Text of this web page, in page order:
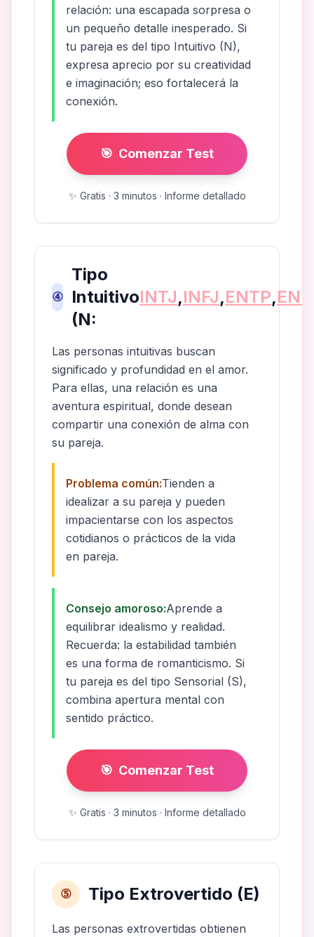
relación: una escapada sorpresa o
un pequeño detalle inesperado. Si
tu pareja es del tipo Intuitivo (N),
expresa aprecio por su creatividad
e imaginación; eso fortalecerá la
conexión.
🎯 Comenzar Test
✨ Gratis · 3 minutos · Informe detallado
④
Tipo
Intuitivo
(N:
INTJ,INFJ,ENTP,
Las personas intuitivas buscan
significado y profundidad en el amor.
Para ellas, una relación es una
aventura espiritual, donde desean
compartir una conexión de alma con
su pareja.
Problema común:Tienden a
idealizar a su pareja y pueden
impacientarse con los aspectos
cotidianos o prácticos de la vida
en pareja.
Consejo amoroso:Aprende a
equilibrar idealismo y realidad.
Recuerda: la estabilidad también
es una forma de romanticismo. Si
tu pareja es del tipo Sensorial (S),
combina apertura mental con
sentido práctico.
🎯 Comenzar Test
✨ Gratis · 3 minutos · Informe detallado
⑤ Tipo Extrovertido (E)
Las personas extrovertidas obtienen